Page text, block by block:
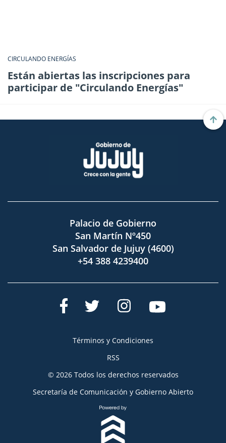
CIRCULANDO ENERGÍAS
Están abiertas las inscripciones para
participar de "Circulando Energías"
Palacio de Gobierno
San Martín Nº450
San Salvador de Jujuy (4600)
+54 388 4239400
Términos y Condiciones
RSS
© 2026 Todos los derechos reservados
Secretaría de Comunicación y Gobierno Abierto